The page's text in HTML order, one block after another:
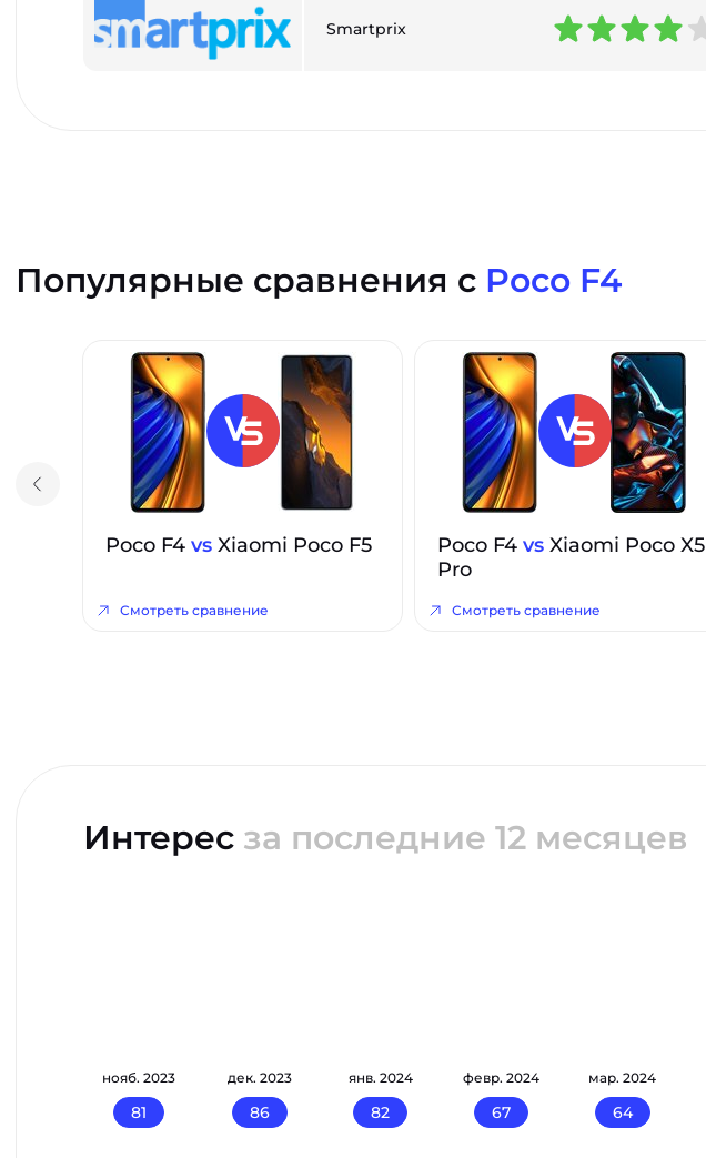
Smartprix
Популярные сравнения с Poco F4
Poco F4 vs Xiaomi Poco F5
Смотреть сравнение
Poco F4 vs Xiaomi Poco X5
Pro
Смотреть сравнение
Интерес за последние 12 месяцев
нояб. 2023
81
дек. 2023
86
янв. 2024
82
февр. 2024
67
мар. 2024
64